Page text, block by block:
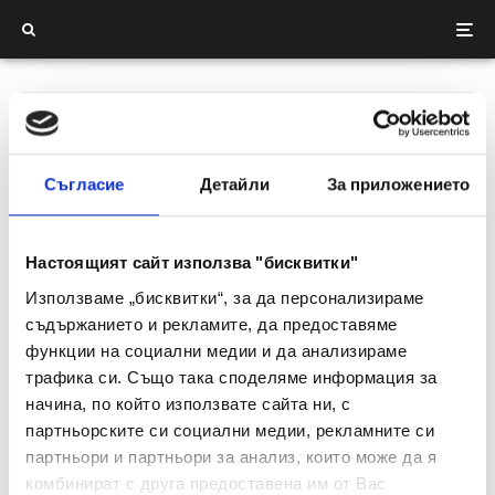
Съгласие Детайли За приложението
Настоящият сайт използва "бисквитки"
Използваме „бисквитки“, за да персонализираме
съдържанието и рекламите, да предоставяме
функции на социални медии и да анализираме
трафика си. Също така споделяме информация за
начина, по който използвате сайта ни, с
партньорските си социални медии, рекламните си
партньори и партньори за анализ, които може да я
комбинират с друга предоставена им от Вас
Nevena
October 8, 2024
Articles
Uncategorized